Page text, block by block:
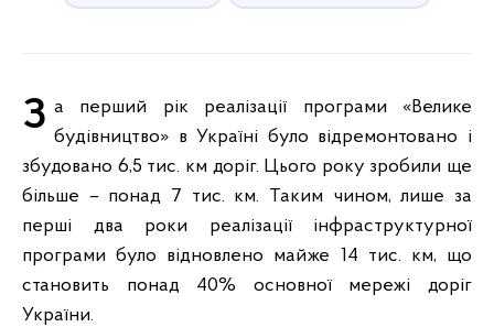
За перший рік реалізації програми «Велике будівництво» в Україні було відремонтовано і
збудовано 6,5 тис. км доріг. Цього року зробили ще
більше – понад 7 тис. км. Таким чином, лише за
перші два роки реалізації інфраструктурної
програми було відновлено майже 14 тис. км, що
становить понад 40% основної мережі доріг
України.